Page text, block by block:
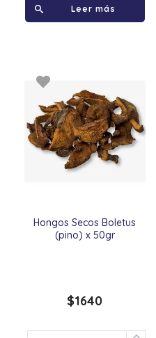
Leer más
Hongos Secos Boletus
(pino) x 50gr
$1640